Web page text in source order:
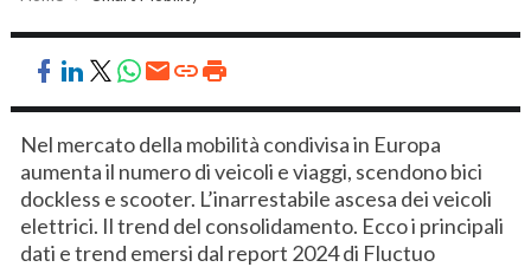
Nel mercato della mobilità condivisa in Europa
aumenta il numero di veicoli e viaggi, scendono bici
dockless e scooter. L’inarrestabile ascesa dei veicoli
elettrici. Il trend del consolidamento. Ecco i principali
dati e trend emersi dal report 2024 di Fluctuo